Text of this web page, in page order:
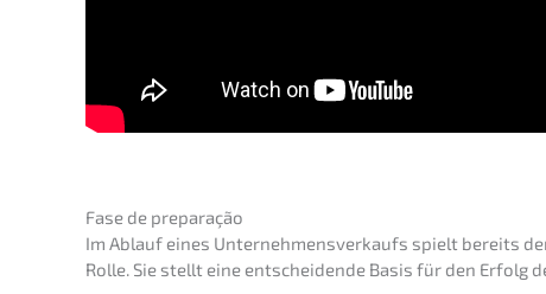
Fase de preparação
Im Ablauf eines Unter­neh­mens­ver­kaufs spielt bereits
Rolle. Sie stellt eine entschei­den­de Basis für den Erfolg